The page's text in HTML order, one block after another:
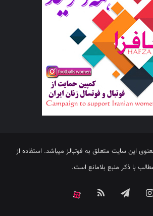
این سایت متعلق به فوتبالز میباشد. استفاده از
با ذکر منبع بلامانع است.
اینستاگرامتلگرام خوراک